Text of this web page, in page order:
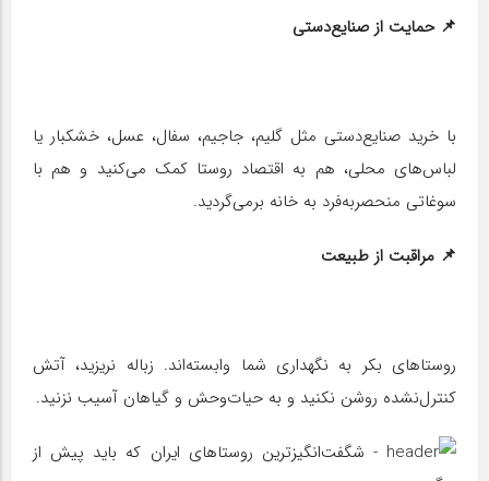
📌 حمایت از صنایع‌دستی
با خرید صنایع‌دستی مثل گلیم، جاجیم، سفال، عسل، خشکبار یا
لباس‌های محلی، هم به اقتصاد روستا کمک می‌کنید و هم با
سوغاتی منحصربه‌فرد به خانه برمی‌گردید.
📌 مراقبت از طبیعت
روستاهای بکر به نگهداری شما وابسته‌اند. زباله نریزید، آتش
کنترل‌نشده روشن نکنید و به حیات‌وحش و گیاهان آسیب نزنید.